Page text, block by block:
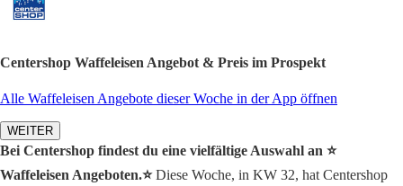
Centershop Waffeleisen Angebot & Preis im Prospekt
Alle Waffeleisen Angebote dieser Woche in der App öffnen
WEITER
Bei Centershop findest du eine vielfältige Auswahl an ⭐️
Waffeleisen Angeboten.⭐️Diese Woche, in KW 32, hat Centershop